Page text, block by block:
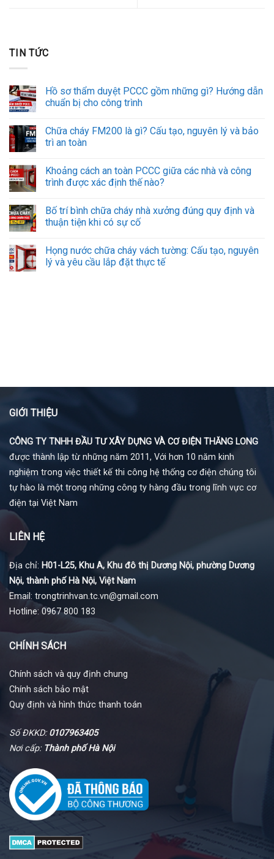
TIN TỨC
Hồ sơ thẩm duyệt PCCC gồm những gì? Hướng dẫn
chuẩn bị cho công trình
Chữa cháy FM200 là gì? Cấu tạo, nguyên lý và bảo
trì an toàn
Khoảng cách an toàn PCCC giữa các nhà và công
trình được xác định thế nào?
Bố trí bình chữa cháy nhà xưởng đúng quy định và
thuận tiện khi có sự cố
Họng nước chữa cháy vách tường: Cấu tạo, nguyên
lý và yêu cầu lắp đặt thực tế
GIỚI THIỆU
CÔNG TY TNHH ĐẦU TƯ XÂY DỰNG VÀ CƠ ĐIỆN THĂNG LONG
được thành lập từ những năm 2011, Với hơn 10 năm kinh
nghiệm trong việc thiết kế thi công hệ thống cơ điện chúng tôi
tự hào là một trong những công ty hàng đầu trong lĩnh vực cơ
điện tại Việt Nam
LIÊN HỆ
Địa chỉ: H01-L25, Khu A, Khu đô thị Dương Nội, phường Dương
Nội, thành phố Hà Nội, Việt Nam
Email: trongtrinhvan.tc.vn@gmail.com
Hotline: 0967 800 183
CHÍNH SÁCH
Chính sách và quy định chung
Chính sách bảo mật
Quy định và hình thức thanh toán
Số ĐKKD:0107963405
Nơi cấp: Thành phố Hà Nội